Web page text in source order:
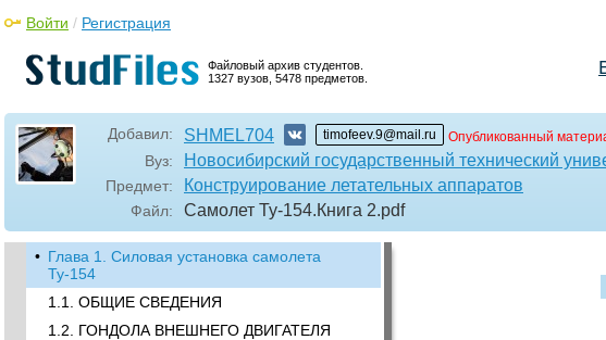
Файловый архив студентов.
1327 вузов, 5478 предметов.
Войти / Регистрация
Добавил: SHMEL704 timofeev.9@mail.ru Опубликованный
Вуз: Новосибирский государственный технический
Предмет: Конструирование летательных аппаратов
Файл: Самолет Ту-154.Книга 2.pdf
• Глава 1. Силовая установка самолета
Ту-154
1.1. ОБЩИЕ СВЕДЕНИЯ
1.2. ГОНДОЛА ВНЕШНЕГО ДВИГАТЕЛЯ